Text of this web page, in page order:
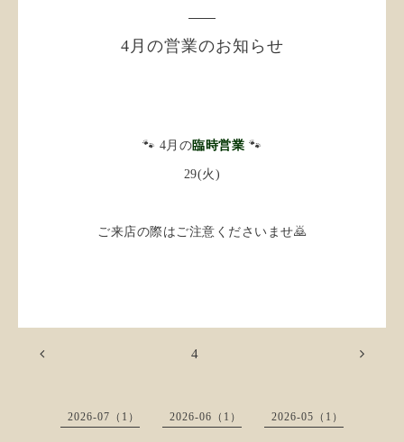
4月の営業のお知らせ
🐾 4月の臨時営業 🐾
29(火)
ご来店の際はご注意くださいませ🙇
4
2026-07（1） 2026-06（1） 2026-05（1）